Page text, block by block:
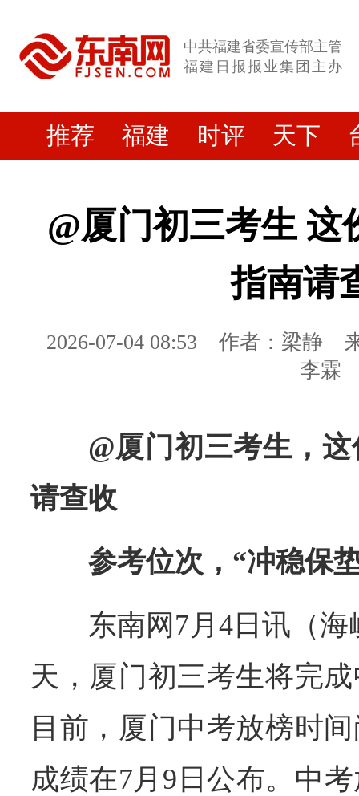
中共福建省委宣传部主管
福建日报报业集团主办
推荐 福建 时评 天下
@厦门初三考生 这
指南请
2026-07-04 08:53 作者：梁静
李霖
@厦门初三考生，
请查收
参考位次，“冲稳保
东南网7月4日讯（
天，厦门初三考生将完
目前，厦门中考放榜时
成绩在7月9日公布。中